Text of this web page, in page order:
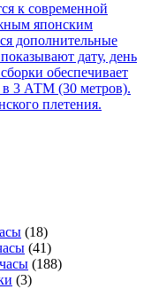
к современной
японским
дополнительные
дату, день
обеспечивает
в 3 АТМ (30 метров).
плетения.
(18)
(41)
(188)
(3)